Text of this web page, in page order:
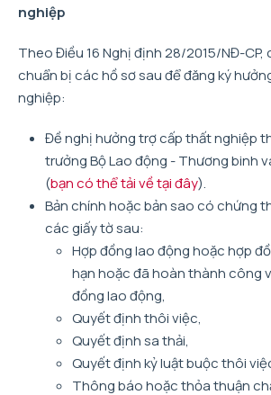
nghiệp
Theo Điều 16 Nghị định 28/2015/NĐ-CP,
chuẩn bị các hồ sơ sau để đăng ký
nghiệp:
Đề nghị hưởng trợ cấp thất nghiệp
trưởng Bộ Lao động - Thương binh
(bạn có thể tải về tại đây).
Bản chính hoặc bản sao có chứng
các giấy tờ sau:
Hợp đồng lao động hoặc hợp
hạn hoặc đã hoàn thành công
đồng lao động,
Quyết định thôi việc,
Quyết định sa thải,
Quyết định kỷ luật buộc thôi
Thông báo hoặc thỏa thuận